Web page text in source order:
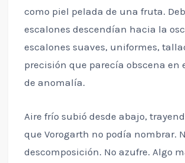
como piel pelada de una fruta.
escalones descendían hacia la
escalones suaves, uniformes,
precisión que parecía obscena en
de anomalía.
Aire frío subió desde abajo,
que Vorogarth no podía nombrar.
descomposición. No azufre. Algo